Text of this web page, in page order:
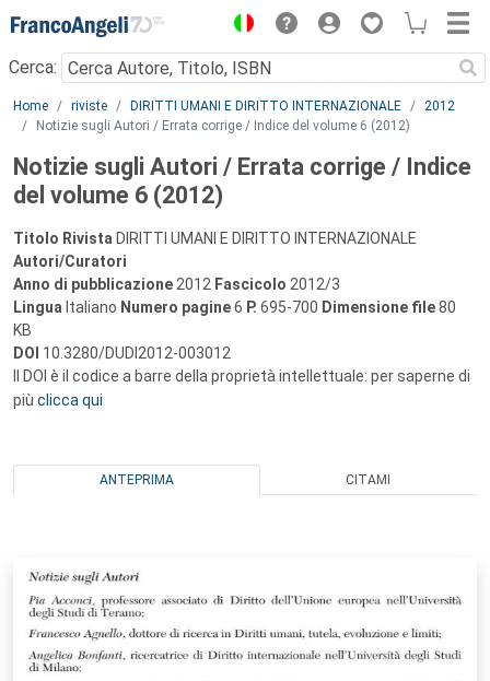
Menu
Cerca:
Main content
Home riviste DIRITTI UMANI E DIRITTO INTERNAZIONALE
2012
Notizie sugli Autori / Errata corrige / Indice del volume 6 (2012)
Notizie sugli Autori / Errata corrige / Indice
del volume 6 (2012)
Titolo Rivista DIRITTI UMANI E DIRITTO INTERNAZIONALE
Autori/Curatori
Anno di pubblicazione 2012 Fascicolo 2012/3
Lingua Italiano Numero pagine6 P. 695-700 Dimensione file80
KB
DOI 10.3280/DUDI2012-003012
Il DOI è il codice a barre della proprietà intellettuale: per saperne di
più clicca qui
ANTEPRIMA CITAMI